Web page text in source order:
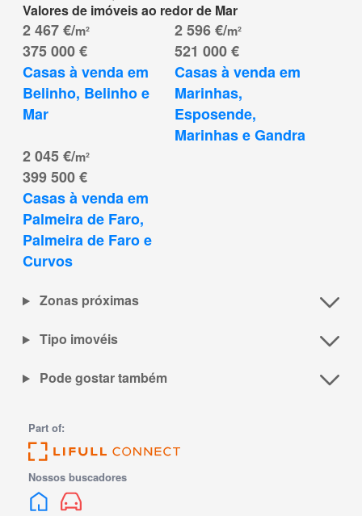
Valores de imóveis ao redor de Mar
375 000 €
2 467 €/m²
Casas à venda em
Belinho, Belinho e
Mar
521 000 €
2 596 €/m²
Casas à venda em
Marinhas,
Esposende,
Marinhas e Gandra
399 500 €
2 045 €/m²
Casas à venda em
Palmeira de Faro,
Palmeira de Faro e
Curvos
Zonas próximas
Tipo imovéis
Pode gostar também
Part of:
Nossos buscadores